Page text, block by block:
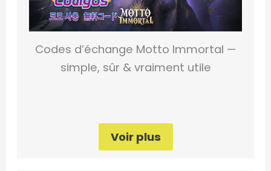
Codes d’échange Motto Immortal —
simple, sûr & vraiment utile
Voir plus